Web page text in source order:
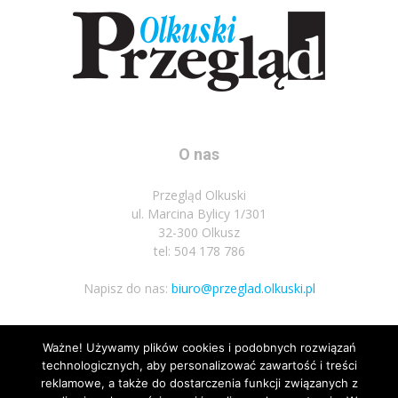
O nas
Przegląd Olkuski
ul. Marcina Bylicy 1/301
32-300 Olkusz
tel: 504 178 786
Napisz do nas: biuro@przeglad.olkuski.pl
Podążaj za nami
Ważne! Używamy plików cookies i podobnych rozwiązań
technologicznych, aby personalizować zawartość i treści
reklamowe, a także do dostarczenia funkcji związanych z